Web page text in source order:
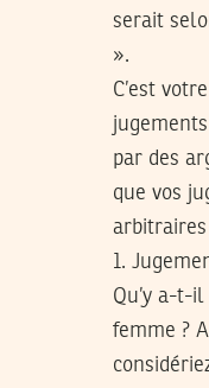
serait
».
C’est
par des
que vos
1.
Qu’y a-t-
femme ?